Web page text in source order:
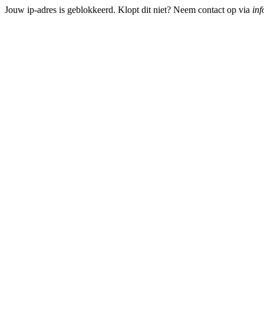
Jouw ip-adres is geblokkeerd. Klopt dit niet? Neem contact op via